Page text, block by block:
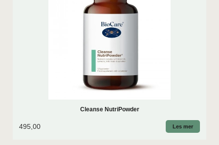
Cleanse NutriPowder
495,00 Les mer